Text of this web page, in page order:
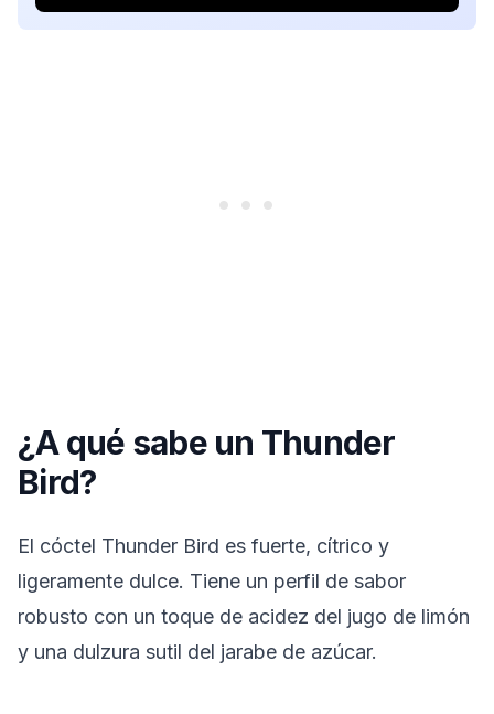
¿A qué sabe un Thunder
Bird?
El cóctel Thunder Bird es fuerte, cítrico y
ligeramente dulce. Tiene un perfil de sabor
robusto con un toque de acidez del jugo de limón
y una dulzura sutil del jarabe de azúcar.